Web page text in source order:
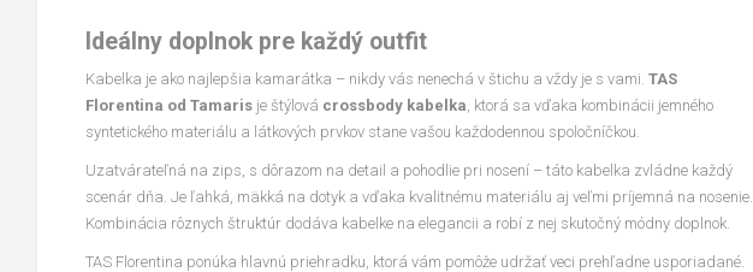
Ideálny doplnok pre každý outfit
Kabelka je ako najlepšia kamarátka – nikdy vás nenechá v štichu a vždy je s vami. TAS
Florentina od Tamaris je štýlová crossbody kabelka, ktorá sa vďaka kombinácii jemného
syntetického materiálu a látkových prvkov stane vašou každodennou spoločníčkou.
Uzatvárateľná na zips, s dôrazom na detail a pohodlie pri nosení – táto kabelka zvládne každý
scenár dňa. Je ľahká, mäkká na dotyk a vďaka kvalitnému materiálu aj veľmi príjemná na nosenie.
Kombinácia rôznych štruktúr dodáva kabelke na elegancii a robí z nej skutočný módny doplnok.
TAS Florentina ponúka hlavnú priehradku, ktorá vám pomôže udržať veci prehľadne usporiadané.